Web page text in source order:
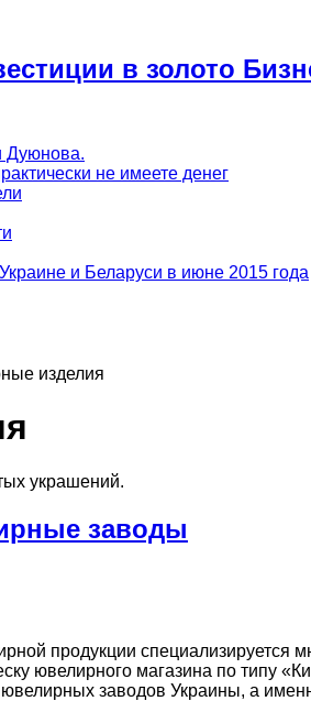
в золото
Дуюнова.
не имеете денег
и Беларуси в июне 2015 года
изделия
украшений.
заводы
продукции
ювелирного магазина по типу
заводов Украины, а